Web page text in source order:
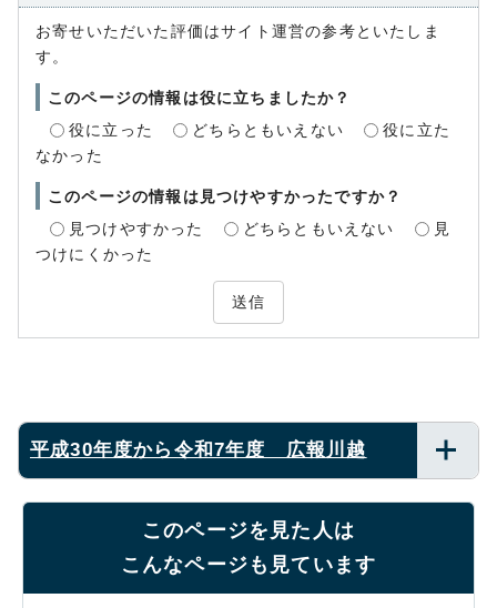
お寄せいただいた評価はサイト運営の参考といたしま
す。
このページの情報は役に立ちましたか？
役に立った
どちらともいえない
役に立た
なかった
このページの情報は見つけやすかったですか？
見つけやすかった
どちらともいえない
見
つけにくかった
送信
平成30年度から令和7年度 広報川越
このページを見た人は
こんなページも見ています